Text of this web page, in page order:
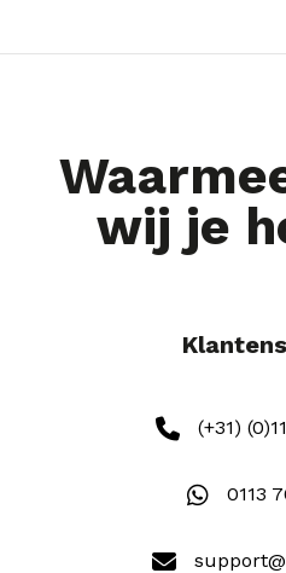
wij je
(+31)
0113